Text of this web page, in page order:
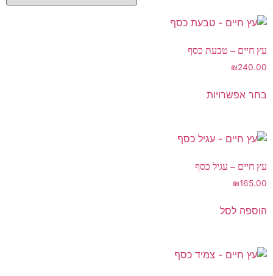
עץ חיים – טבעת כסף
₪240.00
בחר אפשרויות
עץ חיים – עגיל כסף
₪165.00
הוספה לסל